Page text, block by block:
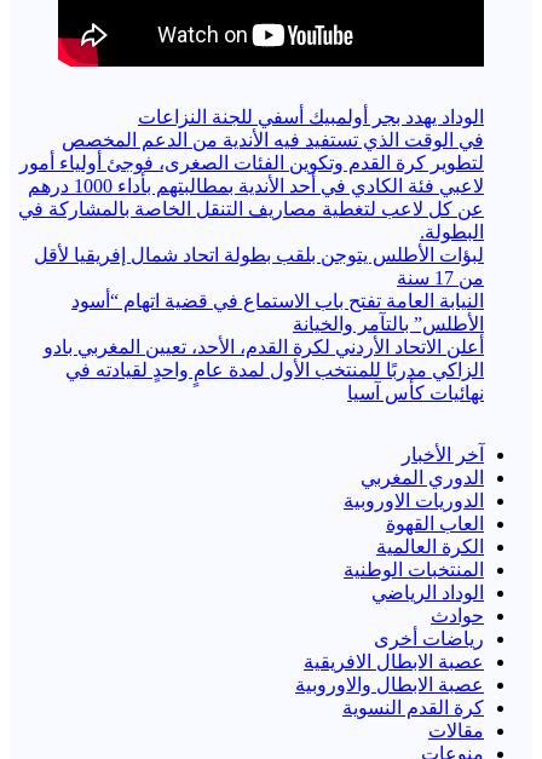
الوداد يهدد بجر أولمبيك أسفي للجنة النزاعات
في الوقت الذي تستفيد فيه الأندية من الدعم المخصص
لتطوير كرة القدم وتكوين الفئات الصغرى، فوجئ أولياء أمور
لاعبي فئة الكادي في أحد الأندية بمطالبتهم بأداء 1000 درهم
عن كل لاعب لتغطية مصاريف التنقل الخاصة بالمشاركة في
البطولة.
لبؤات الأطلس يتوجن بلقب بطولة اتحاد شمال إفريقيا لأقل
من 17 سنة
النيابة العامة تفتح باب الاستماع في قضية اتهام “أسود
الأطلس” بالتآمر والخيانة
أعلن الاتحاد الأردني لكرة القدم، الأحد، تعيين المغربي بادو
الزاكي مدربًا للمنتخب الأول لمدة عامٍ واحدٍ لقيادته ​في
نهائيات كأس آسيا
آخر الأخبار
الدوري المغربي
الدوريات الاوروبية
العاب القهوة
الكرة العالمية
المنتخبات الوطنية
الوداد الرياضي
حوادث
رياضات أخرى
عصبة الابطال الافريقية
عصبة الابطال والاوروبية
كرة القدم النسوية
مقالات
منوعات